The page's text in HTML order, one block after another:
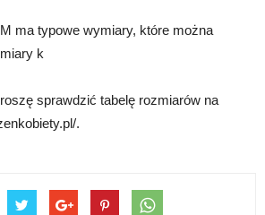
ma typowe wymiary, które można
k
sprawdzić tabelę rozmiarów na
.